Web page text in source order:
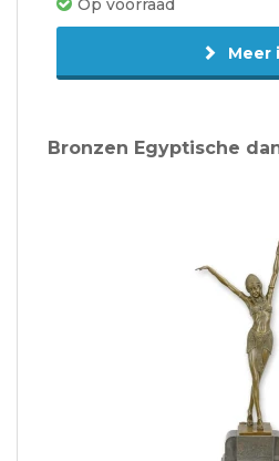
Op voorraad
Meer
Bronzen Egyptische